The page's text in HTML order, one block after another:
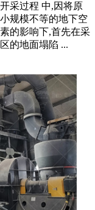
采过程 中,因将原
规模不等的地下空
的影响下,首先在采
的地面塌陷 ...